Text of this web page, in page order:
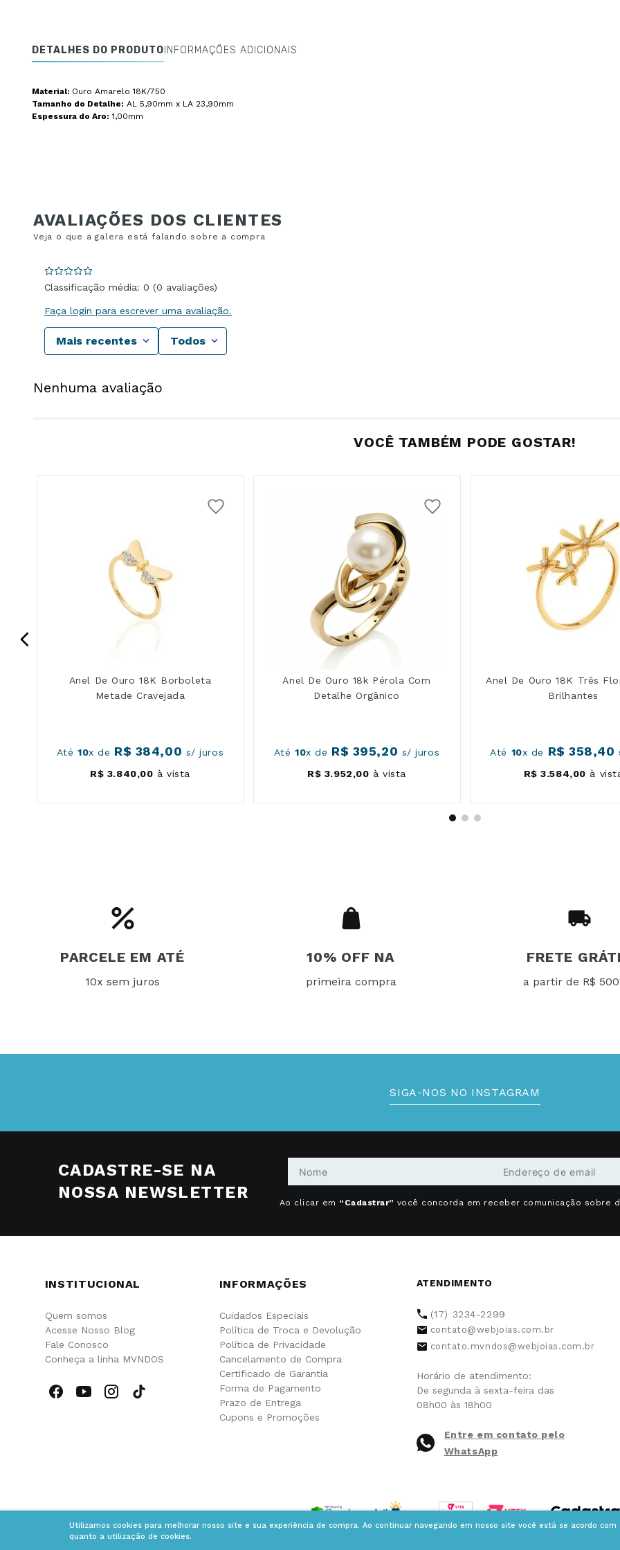
Utilizamos cookies para melhorar nosso site e sua experiência de compra. Ao continuar navegando em nosso site você está se acordo
quanto a utilização de cookies.
DETALHES DO PRODUTO INFORMAÇÕES ADICIONAIS
Material: Ouro Amarelo 18K/750
Tamanho do Detalhe: AL 5,90mm x LA 23,90mm
Espessura do Aro: 1,00mm
Classificação média: 0 (0 avaliações)
Faça login para escrever uma avaliação.
Mais recentes Todos
Nenhuma avaliação
VOCÊ TAMBÉM PODE GOSTAR!
Anel De Ouro 18K Borboleta
Metade Cravejada
Até10x de R$ 384,00 s/ juros
R$ 3.840,00 à vista
Anel De Ouro 18k Pérola Com
Detalhe Orgânico
Até10x de R$ 395,20 s/ juros
R$ 3.952,00 à vista
Anel De Ouro 18K Três
Brilhantes
Até 10x de R$ 358,40
R$ 3.584,00 à
PARCELE EM ATÉ
10x sem juros
10% OFF NA
primeira compra
FRETE
a partir de R$
SIGA-NOS NO INSTAGRAM
CADASTRE-SE NA
NOSSA NEWSLETTER
Ao clicar em “Cadastrar” você concorda em receber comunicação sobre
INSTITUCIONAL
Quem somos
Acesse Nosso Blog
Fale Conosco
Conheça a linha MVNDOS
INFORMAÇÕES
Cuidados Especiais
Política de Troca e Devolução
Política de Privacidade
Cancelamento de Compra
Certificado de Garantia
Forma de Pagamento
Prazo de Entrega
Cupons e Promoções
ATENDIMENTO
(17) 3234-2299
contato@webjoias.com.br
contato.mvndos@webjoias.com.br
Horário de atendimento:
De segunda à sexta-feira das
08h00 às 18h00
Entre em contato pelo
WhatsApp